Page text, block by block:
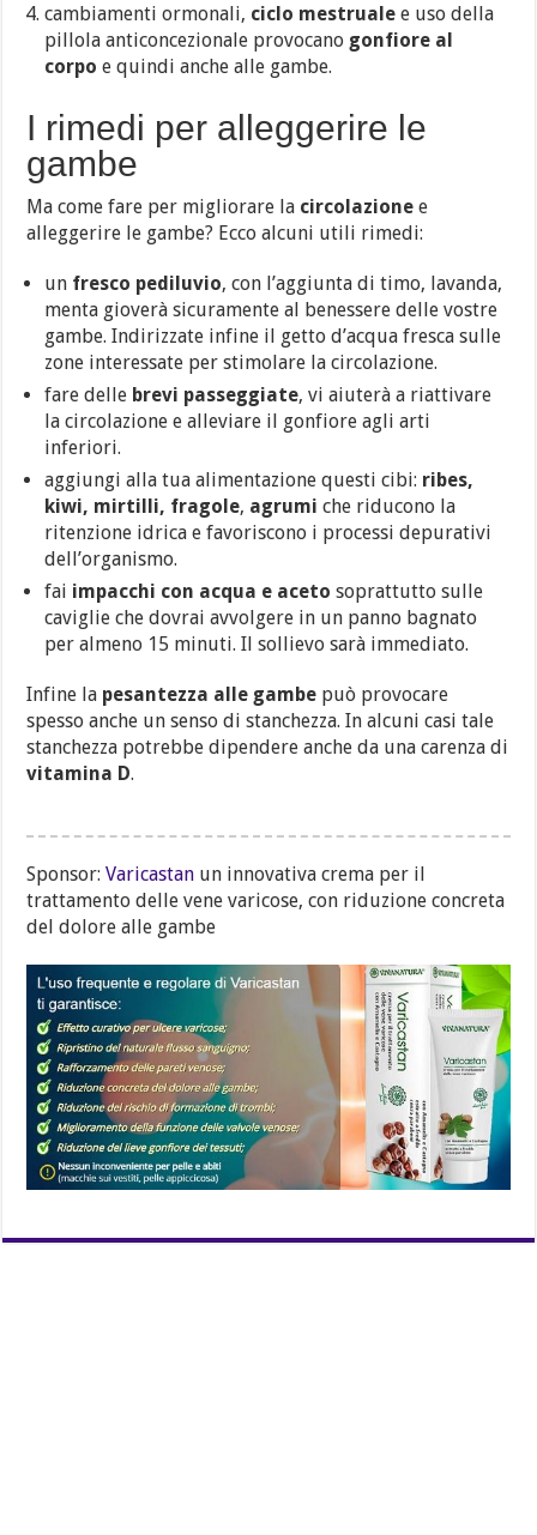
cambiamenti ormonali, ciclo mestruale e uso della
pillola anticoncezionale provocano gonfiore al
corpo e quindi anche alle gambe.
I rimedi per alleggerire le
gambe
Ma come fare per migliorare la circolazione e
alleggerire le gambe? Ecco alcuni utili rimedi:
un fresco pediluvio, con l’aggiunta di timo, lavanda,
menta gioverà sicuramente al benessere delle vostre
gambe. Indirizzate infine il getto d’acqua fresca sulle
zone interessate per stimolare la circolazione.
fare delle brevi passeggiate, vi aiuterà a riattivare
la circolazione e alleviare il gonfiore agli arti
inferiori.
aggiungi alla tua alimentazione questi cibi: ribes,
kiwi, mirtilli, fragole, agrumi che riducono la
ritenzione idrica e favoriscono i processi depurativi
dell’organismo.
fai impacchi con acqua e aceto soprattutto sulle
caviglie che dovrai avvolgere in un panno bagnato
per almeno 15 minuti. Il sollievo sarà immediato.
Infine la pesantezza alle gambe può provocare
spesso anche un senso di stanchezza. In alcuni casi tale
stanchezza potrebbe dipendere anche da una carenza di
vitamina D.
Sponsor:Varicastan un innovativa crema per il
trattamento delle vene varicose, con riduzione concreta
del dolore alle gambe